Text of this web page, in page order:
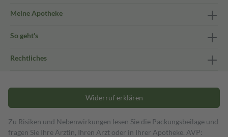
Meine Apotheke
So geht's
Rechtliches
Widerruf erklären
Zu Risiken und Nebenwirkungen lesen Sie die Packungsbeilage und
fragen Sie Ihre Ärztin, Ihren Arzt oder in Ihrer Apotheke. AVP: